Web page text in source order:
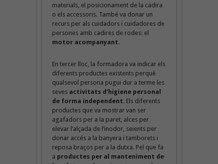
materials, el posicionament de la cadira
o els accessoris. També va donar un
recurs per als cuidadors i cuidadores de
persones amb cadires de rodes: el
motor acompanyant.
En tercer lloc, la formadora va indicar els
diferents productes existents perquè
qualsevol persona pugui dur a terme les
seves activitats d’higiene personal
de forma independent. Els diferents
productes que va mostrar van ser
agafadors per a la paret, alces per
elevar l’alçada de l’inodor, seients per
donar accés a la banyera i tamborets i
reposa braços per a la dutxa. Pel que fa
a productes per al manteniment de